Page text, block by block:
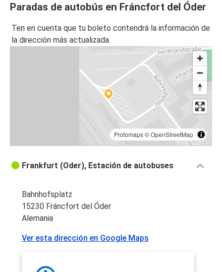
Paradas de autobús en Fráncfort del Óder
Ten en cuenta que tu boleto contendrá la información de
la dirección más actualizada.
Protomaps©OpenStreetMap
Frankfurt (Oder), Estación de autobuses
Bahnhofsplatz
15230 Fráncfort del Óder
Alemania
Ver esta dirección en Google Maps